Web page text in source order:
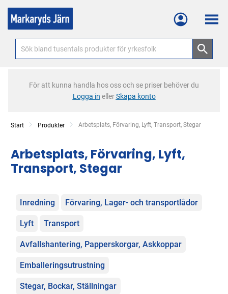
Meny
För att kunna handla hos oss och se priser behöver du
Logga in ellerSkapa konto
Start Produkter Current:
Arbetsplats, Förvaring, Lyft, Transport, Stegar
Arbetsplats, Förvaring, Lyft,
Transport, Stegar
Kategorier
Inredning Förvaring, Lager- och transportlådor
Lyft Transport
Avfallshantering, Papperskorgar, Askkoppar
Emballeringsutrustning
Stegar, Bockar, Ställningar